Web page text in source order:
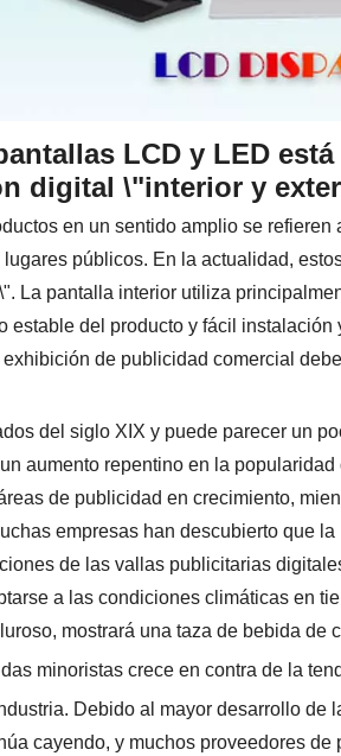
LCD y LED
digital \"interior y
en un sentido amplio se refieren
públicos. En la actualidad,
La pantalla interior utiliza
del producto y fácil instalación
de publicidad comercial
del siglo XIX y puede parecer un
aumento repentino en la
de publicidad en crecimiento,
empresas han descubierto que
de las vallas publicitarias
a las condiciones climáticas en
mostrará una taza de bebida de
minoristas crece en contra de la
Debido al mayor desarrollo de
cayendo, y muchos proveedores de